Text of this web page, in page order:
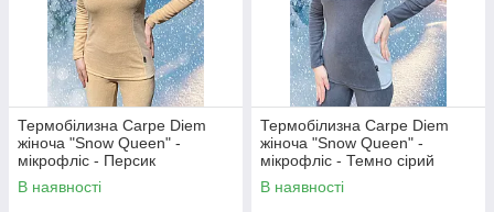
Термобілизна Carpe Diem
жіноча "Snow Queen" -
мікрофліс - Персик
В наявності
Термобілизна Carpe Diem
жіноча "Snow Queen" -
мікрофліс - Темно сірий
В наявності